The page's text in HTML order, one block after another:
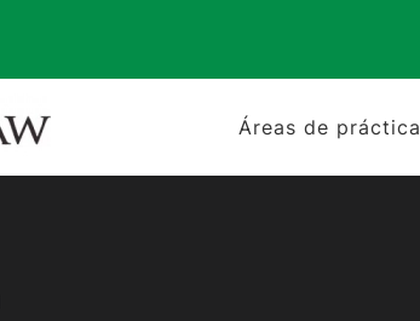
Áreas de práctica